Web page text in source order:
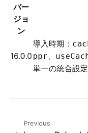
バー
ジョ
ン
16.0.0
導入時期：
ppr、
単一の統合設
Previous